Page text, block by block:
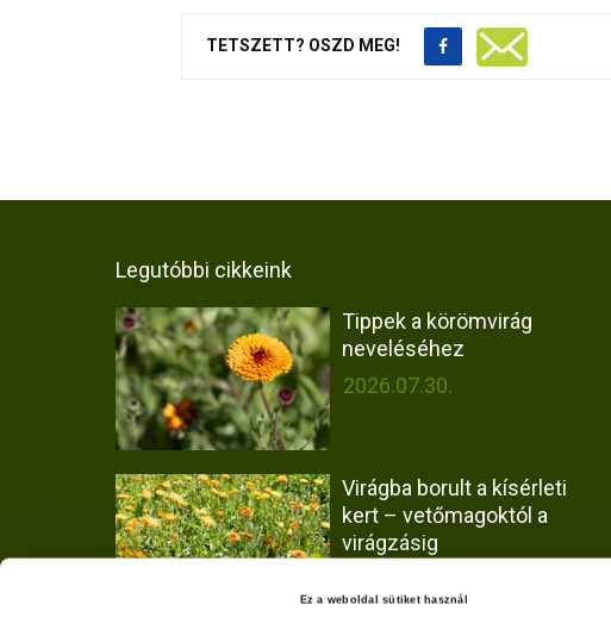
Ez a weboldal sütiket használ
TETSZETT? OSZD MEG!
Legutóbbi cikkeink
Tippek a körömvirág
neveléséhez
2026.07.30.
Virágba borult a kísérleti
kert – vetőmagoktól a
virágzásig